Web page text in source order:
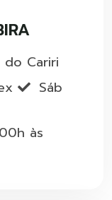
do Cariri
Sáb
às